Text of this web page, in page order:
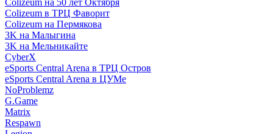
Colizeum на 50 лет Октября
Colizeum в ТРЦ Фаворит
Colizeum на Пермякова
3K на Малыгина
3K на Мельникайте
CyberX
eSports Central Arena в ТРЦ Остров
eSports Central Arena в ЦУМе
NoProblemz
G.Game
Matrix
Respawn